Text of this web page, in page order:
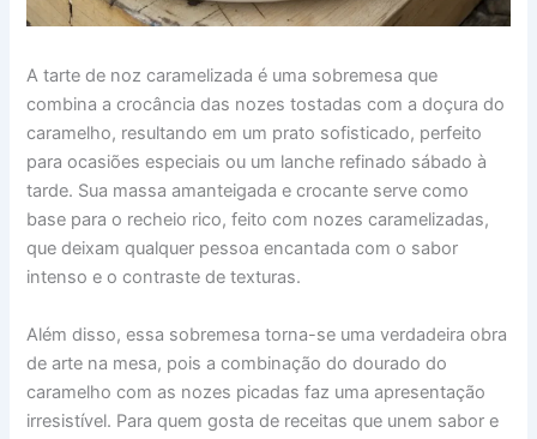
A tarte de noz caramelizada é uma sobremesa que
combina a crocância das nozes tostadas com a doçura do
caramelho, resultando em um prato sofisticado, perfeito
para ocasiões especiais ou um lanche refinado sábado à
tarde. Sua massa amanteigada e crocante serve como
base para o recheio rico, feito com nozes caramelizadas,
que deixam qualquer pessoa encantada com o sabor
intenso e o contraste de texturas.
Além disso, essa sobremesa torna-se uma verdadeira obra
de arte na mesa, pois a combinação do dourado do
caramelho com as nozes picadas faz uma apresentação
irresistível. Para quem gosta de receitas que unem sabor e